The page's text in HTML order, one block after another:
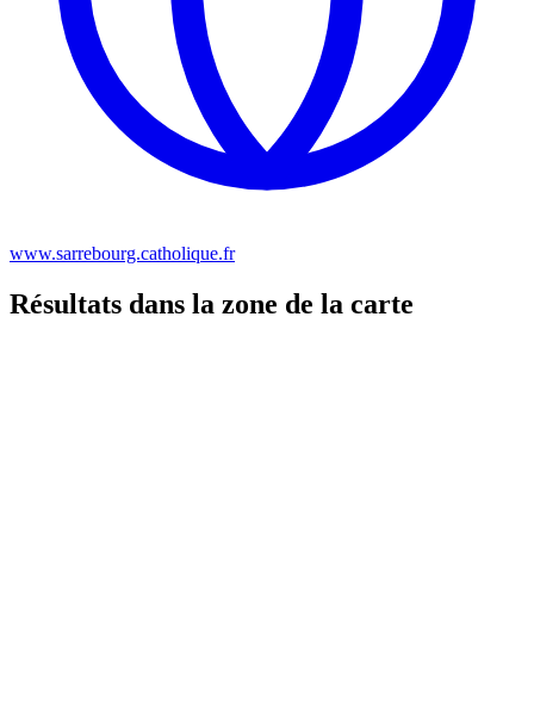
www.sarrebourg.catholique.fr
Résultats dans la zone de la carte